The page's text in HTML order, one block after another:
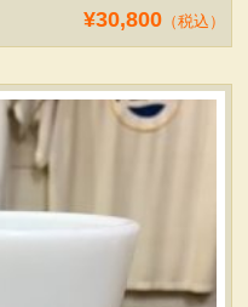
¥30,800（税込）